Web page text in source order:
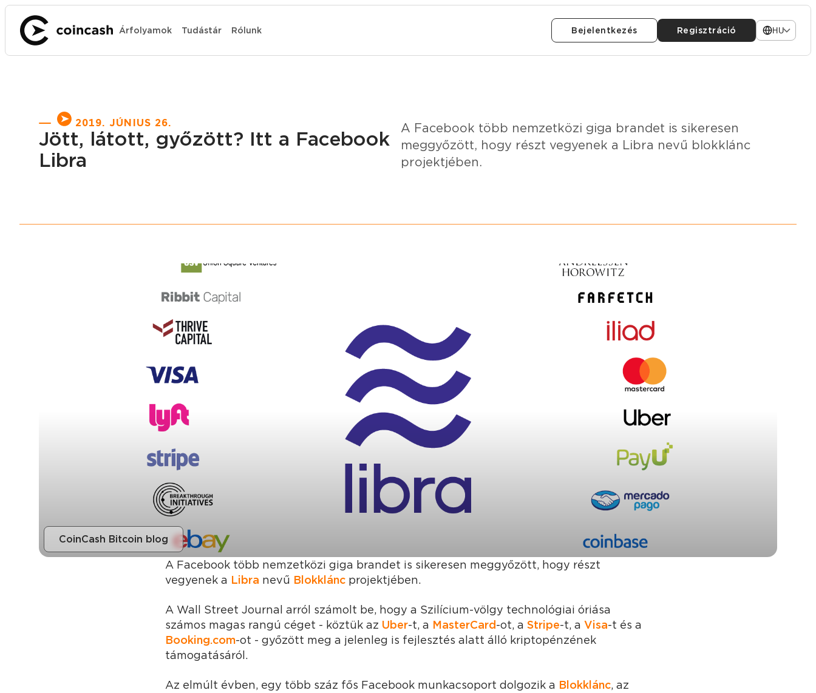
Árfolyamok Tudástár Rólunk Bejelentkezés Regisztráció HU
2019. JÚNIUS 26.
Jött, látott, győzött? Itt a Facebook
Libra
A Facebook több nemzetközi giga brandet is sikeresen
meggyőzött, hogy részt vegyenek a Libra nevű blokklánc
projektjében.
CoinCash Bitcoin blog
A Facebook több nemzetközi giga brandet is sikeresen meggyőzött, hogy részt
vegyenek a Libra nevű Blokklánc projektjében.
A Wall Street Journal arról számolt be, hogy a Szilícium-völgy technológiai óriása
számos magas rangú céget - köztük az Uber-t, a MasterCard-ot, a Stripe-t, a Visa-t és a
Booking.com-ot - győzött meg a jelenleg is fejlesztés alatt álló kriptopénzének
támogatásáról.
Az elmúlt évben, egy több száz fős Facebook munkacsoport dolgozik a Blokklánc, az